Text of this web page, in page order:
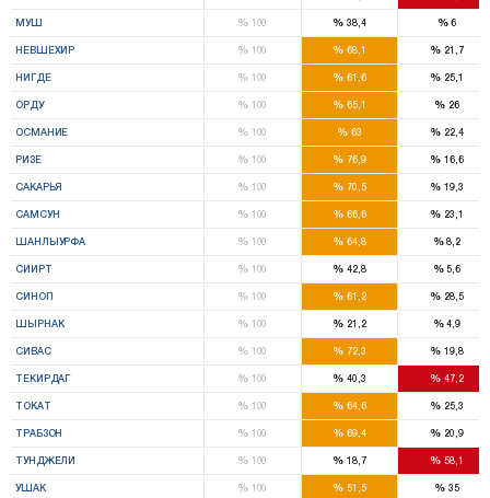
МУШ %100 % 38,4 %6
НЕВШЕХИР %100 % 68,1 % 21,7
НИГДЕ %100 % 61,6 % 25,1
ОРДУ %100 % 65,1 %26
ОСМАНИЕ %100 % 63 % 22,4
РИЗЕ %100 % 76,9 % 16,6
САКАРЬЯ %100 % 70,5 % 19,3
САМСУН %100 % 66,6 % 23,1
ШАНЛЫУРФА %100 % 64,8 %8,2
СИИРТ %100 % 42,8 %5,6
СИНОП %100 % 61,2 % 28,5
ШЫРНАК %100 % 21,2 %4,9
СИВАС %100 % 72,3 % 19,8
ТЕКИРДАГ %100 % 40,3 % 47,2
ТОКАТ %100 % 64,6 % 25,3
ТРАБЗОН %100 % 69,4 % 20,9
ТУНДЖЕЛИ %100 % 18,7 % 58,1
УШАК %100 % 51,5 %35